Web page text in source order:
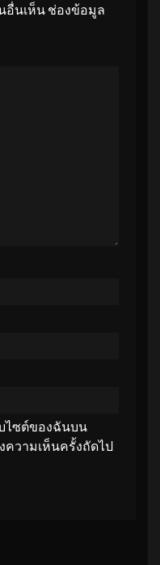
อื่นเห็น ช่องข้อมูล
ไซต์ของฉันบน
ความเห็นครั้งถัดไป